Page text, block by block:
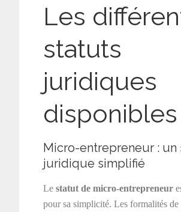
Les
statuts
juridiques
disponibles
Micro-entrepreneur : un
juridique simplifié
Lestatut de micro-entrepreneur
pour sa simplicité. Les formalités de